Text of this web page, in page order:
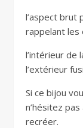
l’aspect brut
rappelant les
l’intérieur de
l’extérieur
Si ce bijou
n’hésitez
recréer.